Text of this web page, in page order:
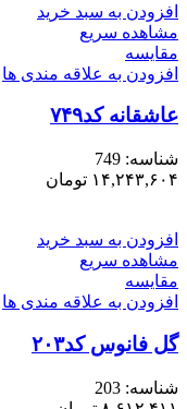
افزودن به سبد خرید
مشاهده سریع
مقایسه
افزودن به علاقه مندی ها
عاشقانه کد۷۴۹
شناسه: 749
۱۴,۲۴۳,۶۰۴ تومان
افزودن به سبد خرید
مشاهده سریع
مقایسه
افزودن به علاقه مندی ها
گل فانوس کد۲۰۳
شناسه: 203